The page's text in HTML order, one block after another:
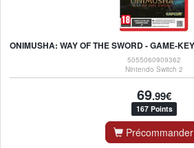
5055060909362
Nintendo Switch 2
69.99€
167 Points
Précommander